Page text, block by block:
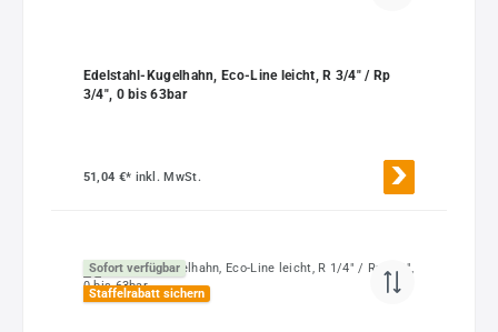
Edelstahl-Kugelhahn, Eco-Line leicht, R 3/4" / Rp
3/4", 0 bis 63bar
51,04 €* inkl. MwSt.
Sofort verfügbar
Staffelrabatt sichern